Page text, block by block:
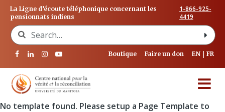
La Ligne d’écoute téléphonique concernant les
pensionnats indiens
1-866-925-
4419
Search for:
Boutique Faire un don EN FR
No template found. Please setup a Page Template to